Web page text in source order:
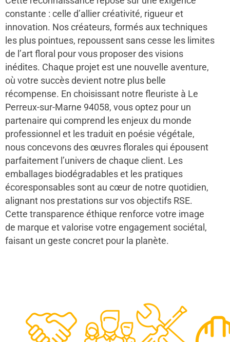
constante : celle d’allier créativité, rigueur et
innovation. Nos créateurs, formés aux techniques
les plus pointues, repoussent sans cesse les limites
de l’art floral pour vous proposer des visions
inédites. Chaque projet est une nouvelle aventure,
où votre succès devient notre plus belle
récompense. En choisissant notre fleuriste à Le
Perreux-sur-Marne 94058, vous optez pour un
partenaire qui comprend les enjeux du monde
professionnel et les traduit en poésie végétale,
nous concevons des œuvres florales qui épousent
parfaitement l’univers de chaque client. Les
emballages biodégradables et les pratiques
écoresponsables sont au cœur de notre quotidien,
alignant nos prestations sur vos objectifs RSE.
Cette transparence éthique renforce votre image
de marque et valorise votre engagement sociétal,
faisant un geste concret pour la planète.
48
0
50